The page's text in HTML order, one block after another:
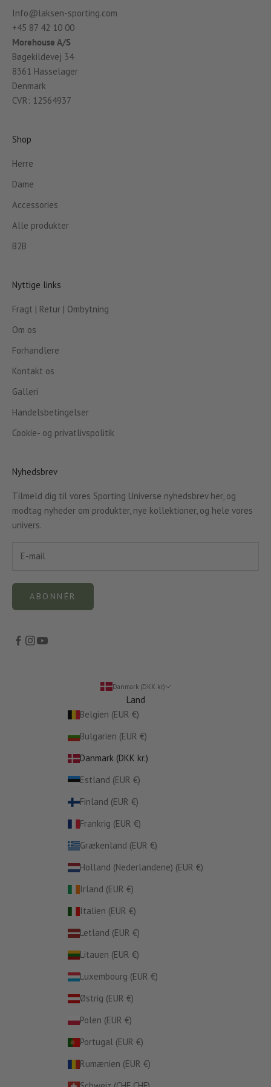
Info@laksen-sporting.com
+45 87 42 10 00
Morehouse A/S
Bøgekildevej 34
8361 Hasselager
Denmark
CVR: 12564937
Shop
Herre
Dame
Accessories
Alle produkter
B2B
Nyttige links
Fragt | Retur | Ombytning
Om os
Forhandlere
Kontakt os
Galleri
Handelsbetingelser
Cookie- og privatlivspolitik
Nyhedsbrev
Tilmeld dig til vores Sporting Universe nyhedsbrev her, og
modtag nyheder om produkter, nye kollektioner, og hele vores
univers.
ABONNÉR
Danmark (DKK kr.)
Land
Belgien (EUR €)
Bulgarien (EUR €)
Danmark (DKK kr.)
Estland (EUR €)
Finland (EUR €)
Frankrig (EUR €)
Grækenland (EUR €)
Holland (Nederlandene) (EUR €)
Irland (EUR €)
Italien (EUR €)
Letland (EUR €)
Litauen (EUR €)
Luxembourg (EUR €)
Østrig (EUR €)
Polen (EUR €)
Portugal (EUR €)
Rumænien (EUR €)